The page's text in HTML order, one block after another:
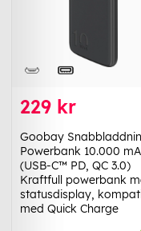
229 kr
Goobay
Powerbank 10.000
(USB-C™ PD, QC 3.0)
Kraftfull powerbank
statusdisplay,
med Quick Charge